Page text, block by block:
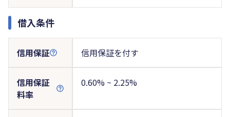
借入条件
信用保証 信用保証を付す
信用保証
料率
0.60% ~ 2.25%